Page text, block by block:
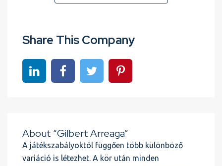
Share This Company
Share on linkedinShare on Facebook
Share on TwitterShare on Pinterest
About “Gilbert Arreaga”
A játékszabályoktól függően több különböző
variáció is létezhet. A kör után minden